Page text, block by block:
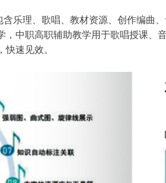
乐理、歌唱、教材资源、创作编曲
中职高职辅助教学用于歌唱授课
速见效。